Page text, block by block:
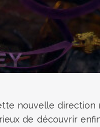
nouvelle direction
de découvrir